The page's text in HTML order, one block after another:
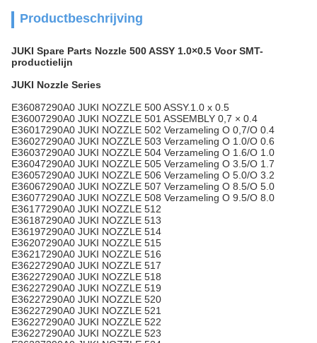
Productbeschrijving
JUKI Spare Parts Nozzle 500 ASSY 1.0×0.5 Voor SMT-
productielijn
JUKI Nozzle Series
E36087290A0 JUKI NOZZLE 500 ASSY.1.0 x 0.5
E36007290A0 JUKI NOZZLE 501 ASSEMBLY 0,7 × 0.4
E36017290A0 JUKI NOZZLE 502 Verzameling O 0,7/O 0.4
E36027290A0 JUKI NOZZLE 503 Verzameling O 1.0/O 0.6
E36037290A0 JUKI NOZZLE 504 Verzameling O 1.6/O 1.0
E36047290A0 JUKI NOZZLE 505 Verzameling O 3.5/O 1.7
E36057290A0 JUKI NOZZLE 506 Verzameling O 5.0/O 3.2
E36067290A0 JUKI NOZZLE 507 Verzameling O 8.5/O 5.0
E36077290A0 JUKI NOZZLE 508 Verzameling O 9.5/O 8.0
E36177290A0 JUKI NOZZLE 512
E36187290A0 JUKI NOZZLE 513
E36197290A0 JUKI NOZZLE 514
E36207290A0 JUKI NOZZLE 515
E36217290A0 JUKI NOZZLE 516
E36227290A0 JUKI NOZZLE 517
E36227290A0 JUKI NOZZLE 518
E36227290A0 JUKI NOZZLE 519
E36227290A0 JUKI NOZZLE 520
E36227290A0 JUKI NOZZLE 521
E36227290A0 JUKI NOZZLE 522
E36227290A0 JUKI NOZZLE 523